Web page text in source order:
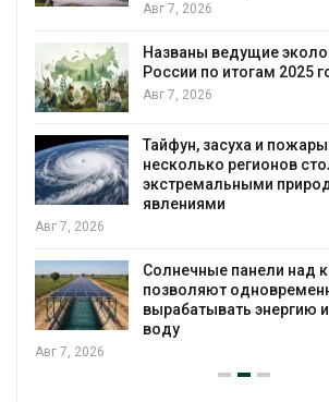
Авг 7, 2026
Названы ведущие
России по итогам 2025
Авг 7, 2026
Тайфун, засуха и
несколько регионов
экстремальными
явлениями
Авг 7, 2026
Солнечные панели над
позволяют
вырабатывать энергию
воду
Авг 7, 2026